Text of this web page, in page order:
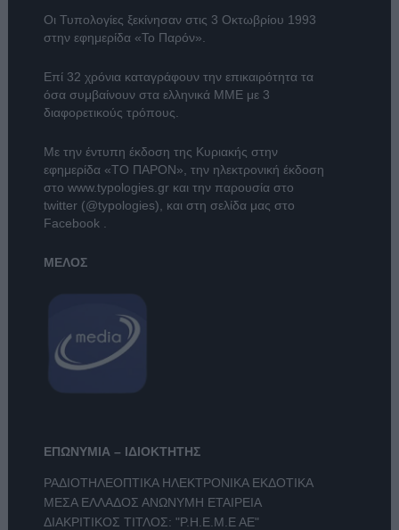
Οι Τυπολογίες ξεκίνησαν στις 3 Οκτωβρίου 1993
στην εφημερίδα «Το Παρόν».
Επί 32 χρόνια καταγράφουν την επικαιρότητα τα
όσα συμβαίνουν στα ελληνικά ΜΜΕ με 3
διαφορετικούς τρόπους.
Με την έντυπη έκδοση της Κυριακής στην
εφημερίδα «ΤΟ ΠΑΡΟΝ» , την ηλεκτρονική έκδοση
στο www.typologies.grκαι την παρουσία στο
twitter (@typologies) , και στη σελίδα μας στο
Facebook
ΜΕΛΟΣ
ΕΠΩΝΥΜΙΑ – ΙΔΙΟΚΤΗΤΗΣ
ΡΑΔΙΟΤΗΛΕΟΠΤΙΚΑ ΗΛΕΚΤΡΟΝΙΚΑ ΕΚΔΟΤΙΚΑ
ΜΕΣΑ ΕΛΛΑΔΟΣ ΑΝΩΝΥΜΗ ΕΤΑΙΡΕΙΑ
ΔΙΑΚΡΙΤΙΚΟΣ ΤΙΤΛΟΣ: "Ρ.Η.Ε.Μ.Ε ΑΕ"